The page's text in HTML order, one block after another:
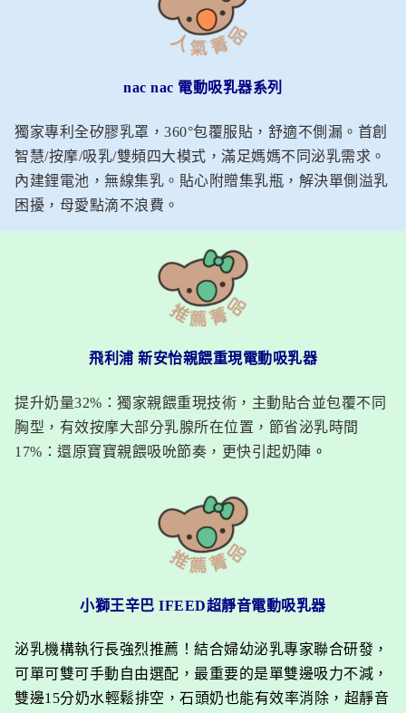
nac nac 電動吸乳器系列
獨家專利全矽膠乳罩，360°包覆服貼，舒適不側漏。首創
智慧/按摩/吸乳/雙頻四大模式，滿足媽媽不同泌乳需求。
內建鋰電池，無線集乳。貼心附贈集乳瓶，解決單側溢乳
困擾，母愛點滴不浪費。
飛利浦 新安怡親餵重現電動吸乳器
提升奶量32%：獨家親餵重現技術，主動貼合並包覆不同
胸型，有效按摩大部分乳腺所在位置，節省泌乳時間
17%：還原寶寶親餵吸吮節奏，更快引起奶陣 。
小獅王辛巴 IFEED超靜音電動吸乳器
泌乳機構執行長強烈推薦！結合婦幼泌乳專家聯合研發，
可單可雙可手動自由選配，最重要的是單雙邊吸力不減，
雙邊15分奶水輕鬆排空，石頭奶也能有效率消除，超靜音